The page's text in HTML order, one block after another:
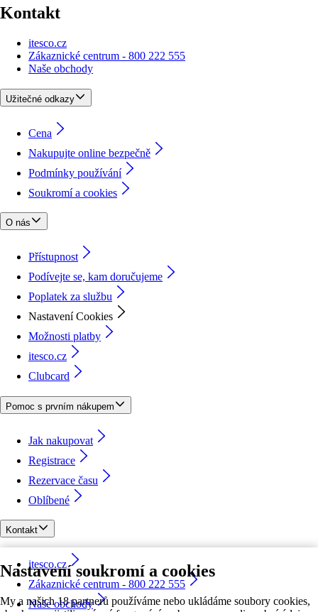
Nastavení soukromí a cookies
My a našich 18 partnerů používáme nebo ukládáme soubory cookies,
Kontakt
itesco.cz
Zákaznické centrum - 800 222 555
Naše obchody
Užitečné odkazy
Cena
Nakupujte online bezpečně
Podmínky používání
Soukromí a cookies
O nás
Přístupnost
Podívejte se, kam doručujeme
Poplatek za službu
Nastavení Cookies
Možnosti platby
itesco.cz
Clubcard
Pomoc s prvním nákupem
Jak nakupovat
Registrace
Rezervace času
Oblíbené
Kontakt
itesco.cz
Zákaznické centrum - 800 222 555
Naše obchody